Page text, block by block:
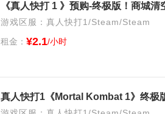
《真人快打 1 》预购-终极版！商城
游戏区服：真人快打1/Steam/Steam
租金： ¥2.1/小时
真人快打1《Mortal Kombat 1》终极